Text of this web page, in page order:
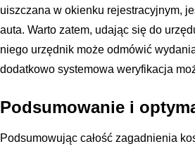
uiszczana w okienku rejestracyjnym,
auta. Warto zatem, udając się do
niego urzędnik może odmówić
dodatkowo systemowa weryfikacja
Podsumowanie i
Podsumowując całość zagadnienia